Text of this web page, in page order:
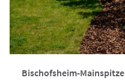
Bischofsheim-Mainspitze